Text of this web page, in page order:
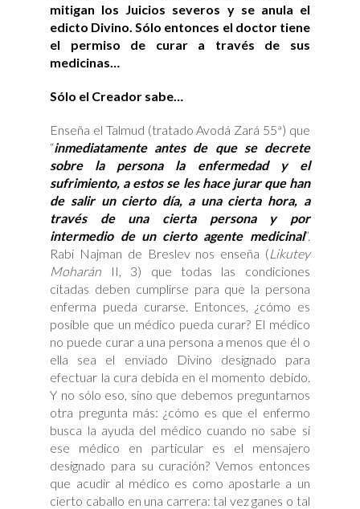
Pidión
o
Rescate
del
mitigan los Juicios severos y se anula el
edicto Divino. Sólo entonces el doctor tiene
el permiso de curar a través de sus
medicinas…
Sólo el Creador sabe…
Enseña el Talmud (tratado Avodá Zará 55ª) que
“inmediatamente antes de que se decrete
sobre la persona la enfermedad y el
sufrimiento, a estos se les hace jurar que han
de salir un cierto día, a una cierta hora, a
través de una cierta persona y por
intermedio de un cierto agente medicinal”.
Rabi Najman de Breslev nos enseña (Likutey
Moharán
II, 3) que todas las condiciones
citadas deben cumplirse para que la persona
enferma pueda curarse. Entonces, ¿cómo es
posible que un médico pueda curar? El médico
no puede curar a una persona a menos que él o
ella sea el enviado Divino designado para
efectuar la cura debida en el momento debido.
Y no sólo eso, sino que debemos preguntarnos
otra pregunta más: ¿cómo es que el enfermo
busca la ayuda del médico cuando no sabe si
ese médico en particular es el mensajero
designado para su curación? Vemos entonces
que acudir al médico es como apostarle a un
cierto caballo en una carrera: tal vez ganes o tal